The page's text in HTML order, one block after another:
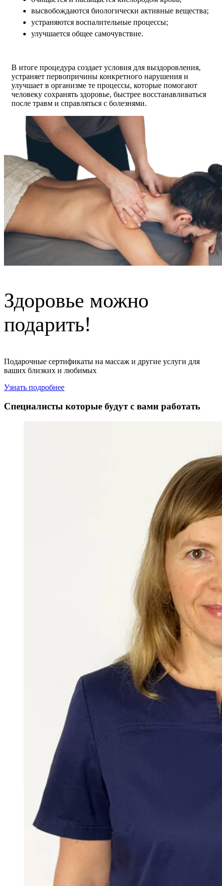
высвобождаются биологически активные вещества;
устраняются воспалительные процессы;
улучшается общее самочувствие.
В итоге процедура создает условия для выздоровления,
устраняет первопричины конкретного нарушения и
улучшает в организме те процессы, которые помогают
человеку сохранять здоровье, быстрее восстанавливаться
после травм и справляться с болезнями.
Здоровье можно
подарить!
Подарочные сертификаты на массаж и другие услуги для
ваших близких и любимых
Узнать подробнее
Специалисты которые будут с вами работать